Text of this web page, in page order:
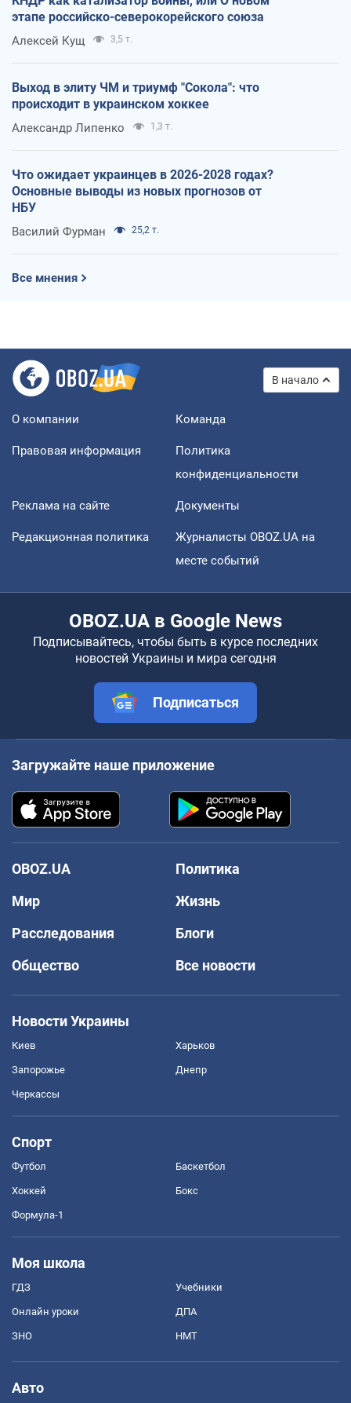
этапе российско-северокорейского союза
Алексей Кущ 3,5 т.
Выход в элиту ЧМ и триумф "Сокола": что
происходит в украинском хоккее
Александр Липенко 1,3 т.
Что ожидает украинцев в 2026-2028 годах?
Основные выводы из новых прогнозов от
НБУ
Василий Фурман 25,2 т.
Все мнения
В начало
О компании Команда
Правовая информация
Политика
конфиденциальности
Реклама на сайте Документы
Редакционная политика
Журналисты OBOZ.UA на
месте событий
OBOZ.UA в Google News
Подписывайтесь, чтобы быть в курсе последних
новостей Украины и мира сегодня
Подписаться
Загружайте наше приложение
OBOZ.UA
Политика
Мир
Жизнь
Расследования
Блоги
Общество
Все новости
Новости Украины
Киев Харьков
Запорожье Днепр
Черкассы
Спорт
Футбол Баскетбол
Хоккей Бокс
Формула-1
Моя школа
ГДЗ Учебники
Онлайн уроки ДПА
ЗНО НМТ
Авто